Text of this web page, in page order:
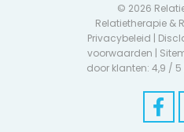
© 2026
Relatietherapie &
Privacybeleid |
voorwaarden |
door klanten: 4,9 / 5